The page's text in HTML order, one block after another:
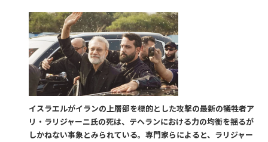
イスラエルがイランの上層部を標的とした攻撃の最新の犠牲者ア
リ・ラリジャーニ氏の死は、テヘランにおける力の均衡を揺るが
しかねない事象とみられている。専門家らによると、ラリジャー